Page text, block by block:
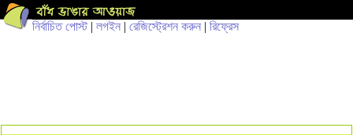
নির্বাচিত পোস্ট| লগইন | রেজিস্ট্রেশন করুন | রিফ্রেস